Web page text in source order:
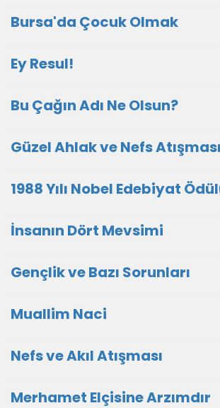
Bursa'da Çocuk Olmak
Ey Resul!
Bu Çağın Adı Ne Olsun?
Güzel Ahlak ve Nefs Atışması
1988 Yılı Nobel Edebiyat
İnsanın Dört Mevsimi
Gençlik ve Bazı Sorunları
Muallim Naci
Nefs ve Akıl Atışması
Merhamet Elçisine Arzımdır